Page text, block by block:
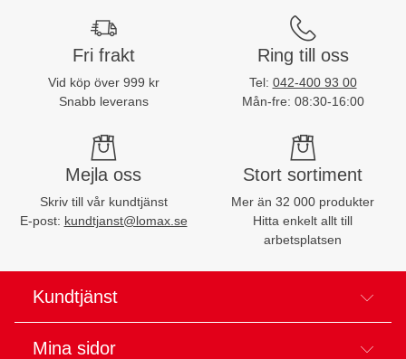
Fri frakt
Vid köp över 999 kr
Snabb leverans
Ring till oss
Tel: 042-400 93 00
Mån-fre: 08:30-16:00
Mejla oss
Skriv till vår kundtjänst
E-post: kundtjanst@lomax.se
Stort sortiment
Mer än 32 000 produkter
Hitta enkelt allt till
arbetsplatsen
Kundtjänst
Mina sidor